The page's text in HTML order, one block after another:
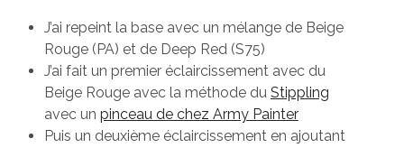
J’ai repeint la base avec un mélange de Beige
Rouge (PA) et de Deep Red (S75)
J’ai fait un premier éclaircissement avec du
Beige Rouge avec la méthode du Stippling
avec un pinceau de chez Army Painter
Puis un deuxième éclaircissement en ajoutant